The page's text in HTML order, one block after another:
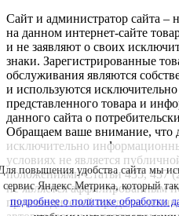
Сайт и администратор сайта –
на данном интернет-сайте
и не заявляют о своих
знаки. Зарегистрированные
обслуживания являются
и используются
представленного товара и
данного сайта о
Обращаем ваше внимание, что
исключительно
условиях не является
положениями Статьи 435, 437
не является аффилированным
производителей
повышения удобства сайта мы
сервис Яндекс.Метрика, который
подробнее о политике обработки